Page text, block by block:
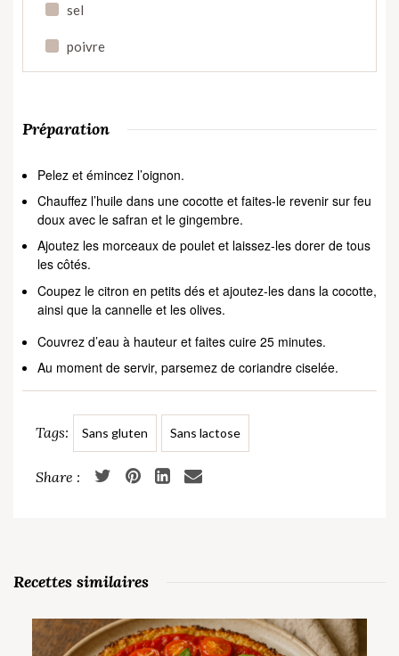
sel
poivre
Préparation
Pelez et émincez l’oignon.
Chauffez l’huile dans une cocotte et faites-le revenir sur feu
doux avec le safran et le gingembre.
Ajoutez les morceaux de poulet et laissez-les dorer de tous
les côtés.
Coupez le citron en petits dés et ajoutez-les dans la cocotte,
ainsi que la cannelle et les olives.
Couvrez d’eau à hauteur et faites cuire 25 minutes.
Au moment de servir, parsemez de coriandre ciselée.
Tags: Sans gluten Sans lactose
Recettes similaires